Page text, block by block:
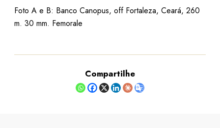
Foto A e B: Banco Canopus, off Fortaleza, Ceará, 260
m. 30 mm. Femorale
Compartilhe